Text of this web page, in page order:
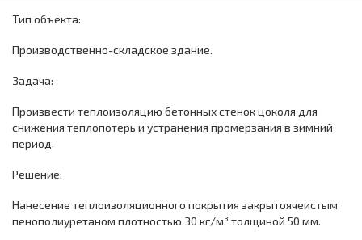
Тип объекта:
Производственно-складское здание.
Задача:
Произвести теплоизоляцию бетонных стенок цоколя для
снижения теплопотерь и устранения промерзания в зимний
период.
Решение:
Нанесение теплоизоляционного покрытия закрытоячеистым
пенополиуретаном плотностью 30 кг/м³ толщиной 50 мм.